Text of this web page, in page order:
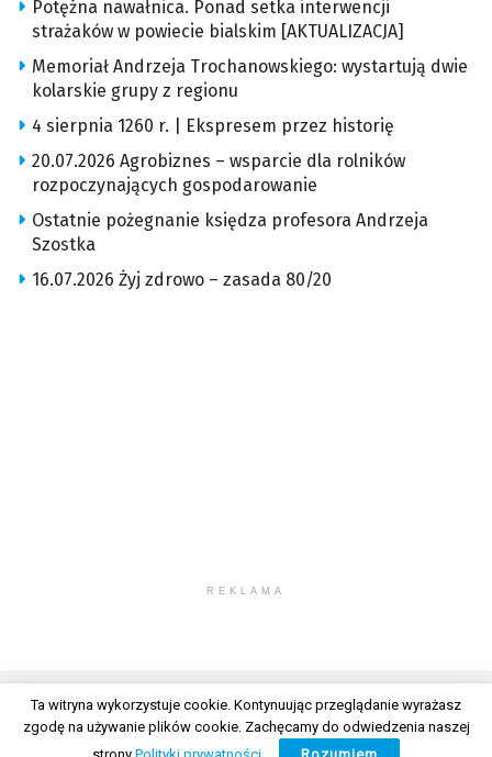
Potężna nawałnica. Ponad setka interwencji
strażaków w powiecie bialskim [AKTUALIZACJA]
Memoriał Andrzeja Trochanowskiego: wystartują dwie
kolarskie grupy z regionu
4 sierpnia 1260 r. | Ekspresem przez historię
20.07.2026 Agrobiznes – wsparcie dla rolników
rozpoczynających gospodarowanie
Ostatnie pożegnanie księdza profesora Andrzeja
Szostka
16.07.2026 Żyj zdrowo – zasada 80/20
REKLAMA
© 2026 Wszelkie prawa zastrzeżone. Radio Lublin S.A. w likwidacji
Ta witryna wykorzystuje cookie. Kontynuując przeglądanie wyrażasz
zgodę na używanie plików cookie. Zachęcamy do odwiedzenia naszej